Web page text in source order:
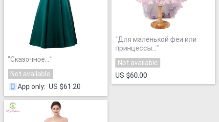
"Сказочное... "
Not available
App only: US $61.20
"Для маленькой феи или
принцессы... "
Not available
US $60.00